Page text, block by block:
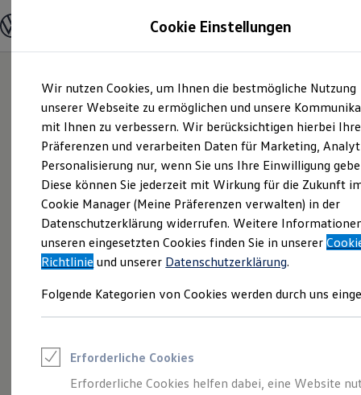
Hauptinhalt
springen
Footer
springen
Modelle und Konfigurator
Modelle vergleichen
Elektroautos
ENERGY Sondermodelle
Nutzfahrzeuge
SUV und CUV
Familienautos
Kombis
Kompaktwagen
Sportwagen
Schnell verfügbare Fahrzeuge
Angebote und Produkte
Aktuelle Angebote
E-Auto-Förderung
Volkswagen Marktplatz
Junge Gebrauchtwagen und Gebrauchtwagen
Saisonangebote
Leasing
Cookie Einstellungen
Wir nutzen Cookies, um Ihnen die bestmögliche Nutzung
unserer Webseite zu ermöglichen und unsere
mit Ihnen zu verbessern. Wir berücksichtigen hierbei Ihre
Präferenzen und verarbeiten Daten für Marketing,
Personalisierung nur, wenn Sie uns Ihre Einwilligung
Diese können Sie jederzeit mit Wirkung für die Zukunft
Cookie Manager (Meine Präferenzen verwalten) in der
Datenschutzerklärung widerrufen. Weitere
unseren eingesetzten Cookies finden Sie in unserer
Richtlinie und unserer Datenschutzerklärung.
Folgende Kategorien von Cookies werden durch uns
Erforderliche Cookies
Erforderliche Cookies helfen dabei, eine Website